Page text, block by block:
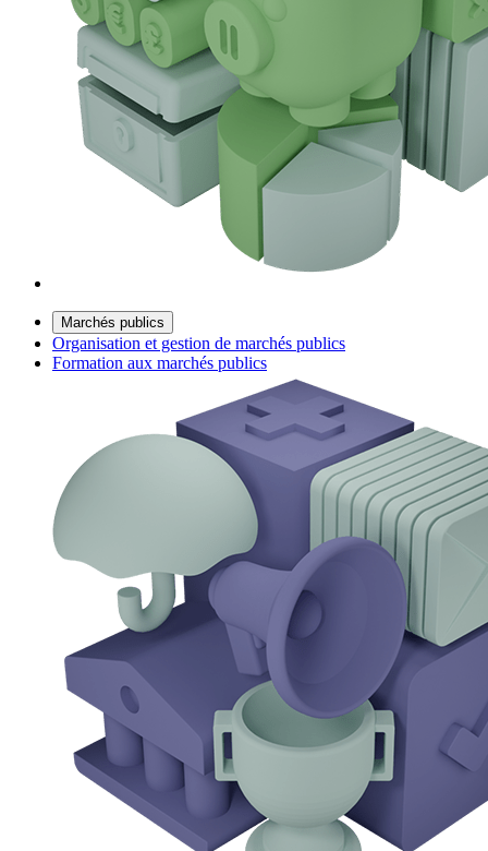
Marchés publics
Organisation et gestion de marchés publics
Formation aux marchés publics